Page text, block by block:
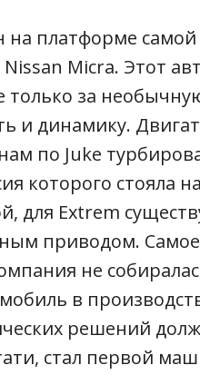
на платформе
Micra. Этот
за
и динамику.
по Juke
которого стояла
для Extrem
приводом. Самое
не
в
решений
стал первой